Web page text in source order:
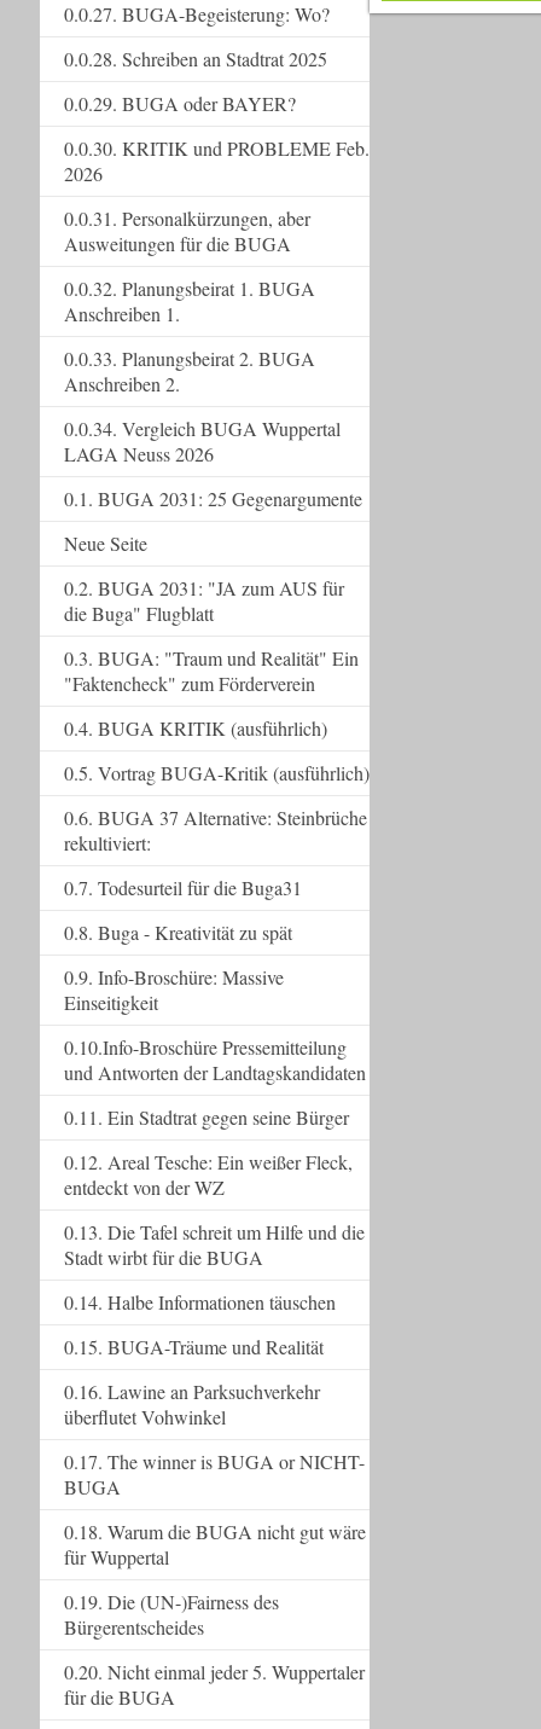
0.0.27. BUGA-Begeisterung: Wo?
0.0.28. Schreiben an Stadtrat 2025
0.0.29. BUGA oder BAYER?
0.0.30. KRITIK und PROBLEME Feb.
2026
0.0.31. Personalkürzungen, aber
Ausweitungen für die BUGA
0.0.32. Planungsbeirat 1. BUGA
Anschreiben 1.
0.0.33. Planungsbeirat 2. BUGA
Anschreiben 2.
0.0.34. Vergleich BUGA Wuppertal
LAGA Neuss 2026
0.1. BUGA 2031: 25 Gegenargumente
Neue Seite
0.2. BUGA 2031: "JA zum AUS für
die Buga" Flugblatt
0.3. BUGA: "Traum und Realität" Ein
"Faktencheck" zum Förderverein
0.4. BUGA KRITIK (ausführlich)
0.5. Vortrag BUGA-Kritik (ausführlich)
0.6. BUGA 37 Alternative: Steinbrüche
rekultiviert:
0.7. Todesurteil für die Buga31
0.8. Buga - Kreativität zu spät
0.9. Info-Broschüre: Massive
Einseitigkeit
0.10.Info-Broschüre Pressemitteilung
und Antworten der Landtagskandidaten
0.11. Ein Stadtrat gegen seine Bürger
0.12. Areal Tesche: Ein weißer Fleck,
entdeckt von der WZ
0.13. Die Tafel schreit um Hilfe und die
Stadt wirbt für die BUGA
0.14. Halbe Informationen täuschen
0.15. BUGA-Träume und Realität
0.16. Lawine an Parksuchverkehr
überflutet Vohwinkel
0.17. The winner is BUGA or NICHT-
BUGA
0.18. Warum die BUGA nicht gut wäre
für Wuppertal
0.19. Die (UN-)Fairness des
Bürgerentscheides
0.20. Nicht einmal jeder 5. Wuppertaler
für die BUGA